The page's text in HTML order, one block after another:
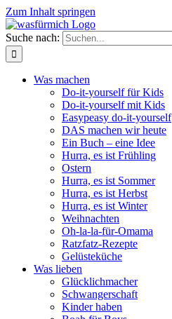
Zum Inhalt springen
Suche nach:
Was machen
Do-it-yourself für Kids
Do-it-yourself mit Kids
Easypeasy do-it-yourself
DAS machen wir heute
Ein Buch – eine Idee
Hurra, es ist Frühling
Ostern
Hurra, es ist Sommer
Hurra, es ist Herbst
Hurra, es ist Winter
Weihnachten
Oh-la-la-für-Omama
Ratzfatz-Rezepte
Gelüsteküche
Was lieben
Glücklichmacher
Schwangerschaft
Kinder haben